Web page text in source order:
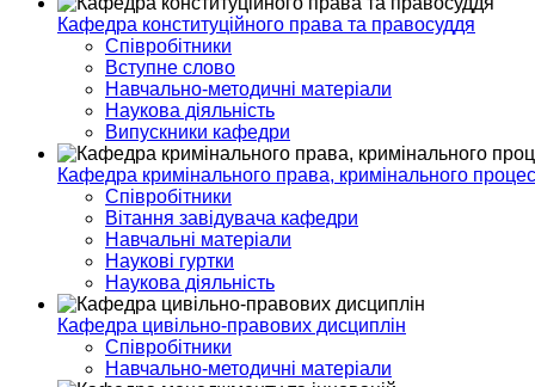
Кафедра конституційного права та правосуддя
Співробітники
Вступне слово
Навчально-методичні матеріали
Наукова діяльність
Випускники кафедри
Кафедра кримінального права, кримінального
Співробітники
Вітання завідувача кафедри
Навчальні матеріали
Наукові гуртки
Наукова діяльність
Кафедра цивільно-правових дисциплін
Співробітники
Навчально-методичні матеріали